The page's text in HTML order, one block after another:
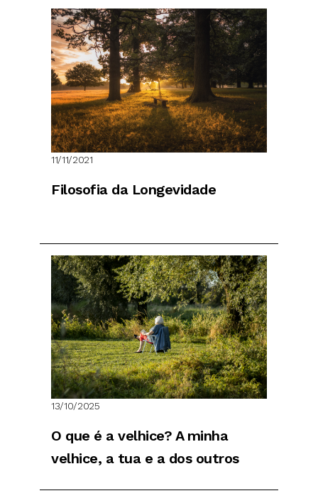
11/11/2021
Filosofia da Longevidade
13/10/2025
O que é a velhice? A minha
velhice, a tua e a dos outros